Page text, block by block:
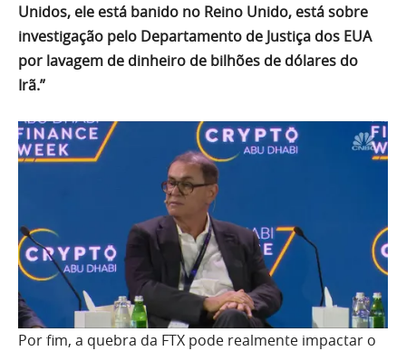
Unidos, ele está banido no Reino Unido, está sobre
investigação pelo Departamento de Justiça dos EUA
por lavagem de dinheiro de bilhões de dólares do
Irã.”
Por fim, a quebra da FTX pode realmente impactar o